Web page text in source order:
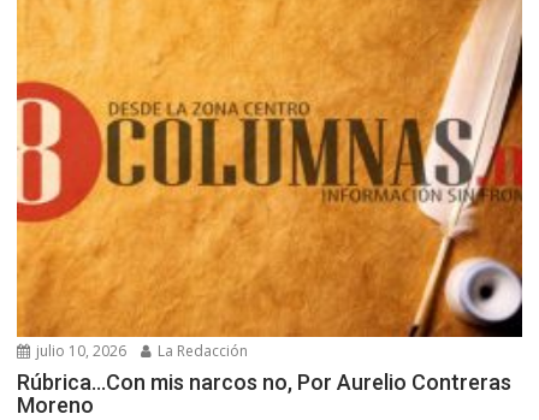
julio 10, 2026 La Redacción
Rúbrica…Con mis narcos no, Por Aurelio Contreras
Moreno